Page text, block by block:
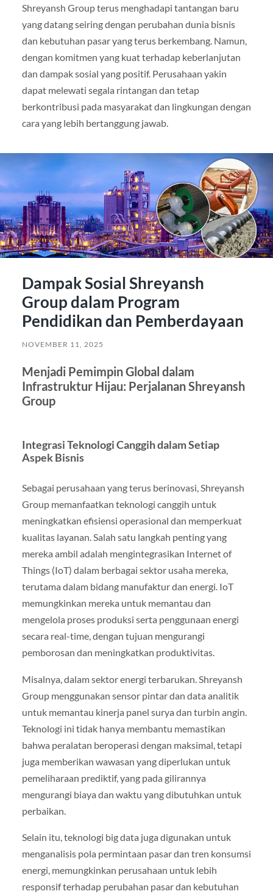
Shreyansh Group terus menghadapi tantangan baru
yang datang seiring dengan perubahan dunia bisnis
dan kebutuhan pasar yang terus berkembang. Namun,
dengan komitmen yang kuat terhadap keberlanjutan
dan dampak sosial yang positif. Perusahaan yakin
dapat melewati segala rintangan dan tetap
berkontribusi pada masyarakat dan lingkungan dengan
cara yang lebih bertanggung jawab.
Dampak Sosial Shreyansh
Group dalam Program
Pendidikan dan Pemberdayaan
NOVEMBER 11, 2025
Menjadi Pemimpin Global dalam
Infrastruktur Hijau: Perjalanan Shreyansh
Group
Integrasi Teknologi Canggih dalam Setiap
Aspek Bisnis
Sebagai perusahaan yang terus berinovasi, Shreyansh
Group memanfaatkan teknologi canggih untuk
meningkatkan efisiensi operasional dan memperkuat
kualitas layanan. Salah satu langkah penting yang
mereka ambil adalah mengintegrasikan Internet of
Things (IoT) dalam berbagai sektor usaha mereka,
terutama dalam bidang manufaktur dan energi. IoT
memungkinkan mereka untuk memantau dan
mengelola proses produksi serta penggunaan energi
secara real-time, dengan tujuan mengurangi
pemborosan dan meningkatkan produktivitas.
Misalnya, dalam sektor energi terbarukan. Shreyansh
Group menggunakan sensor pintar dan data analitik
untuk memantau kinerja panel surya dan turbin angin.
Teknologi ini tidak hanya membantu memastikan
bahwa peralatan beroperasi dengan maksimal, tetapi
juga memberikan wawasan yang diperlukan untuk
pemeliharaan prediktif, yang pada gilirannya
mengurangi biaya dan waktu yang dibutuhkan untuk
perbaikan.
Selain itu, teknologi big data juga digunakan untuk
menganalisis pola permintaan pasar dan tren konsumsi
energi, memungkinkan perusahaan untuk lebih
responsif terhadap perubahan pasar dan kebutuhan